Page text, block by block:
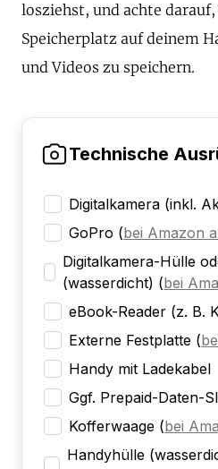
losziehst, und achte
Speicherplatz auf deinem
und Videos zu speichern.
Technische
Digitalkamera (inkl.
GoPro (bei Amazon
Digitalkamera-Hülle
(wasserdicht) (bei
eBook-Reader (z. B.
Externe Festplatte (
Handy mit Ladekabel
Ggf. Prepaid-Daten-
Kofferwaage (bei
Handyhülle